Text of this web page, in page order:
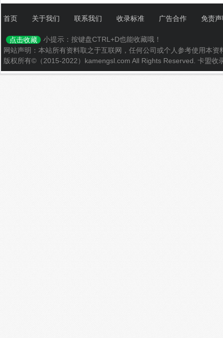
首页 关于我们 联系我们 收录标准 广告合作 免责
点击收藏
小提示：按键盘CTRL+D也能收藏哦！
网站声明：本站所有资料取之于互联网，任何公司或个人参考使用本
版权所有©（2015-2022）kamengsl.com All Rights Reserved. 卡盟收